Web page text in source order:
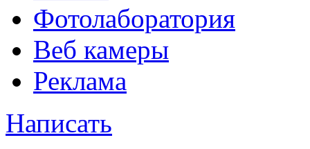
Фотолаборатория
Веб камеры
Реклама
Написать